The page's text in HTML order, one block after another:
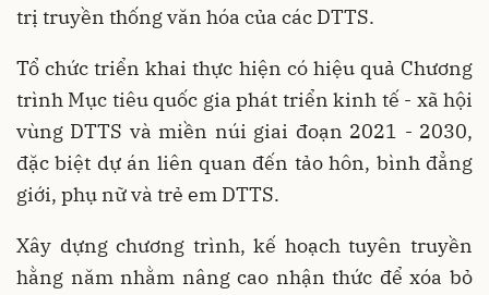
trị truyền thống văn hóa của các DTTS.
Tổ chức triển khai thực hiện có hiệu quả Chương
trình Mục tiêu quốc gia phát triển kinh tế - xã hội
vùng DTTS và miền núi giai đoạn 2021 - 2030,
đặc biệt dự án liên quan đến tảo hôn, bình đẳng
giới, phụ nữ và trẻ em DTTS.
Xây dựng chương trình, kế hoạch tuyên truyền
hằng năm nhằm nâng cao nhận thức để xóa bỏ